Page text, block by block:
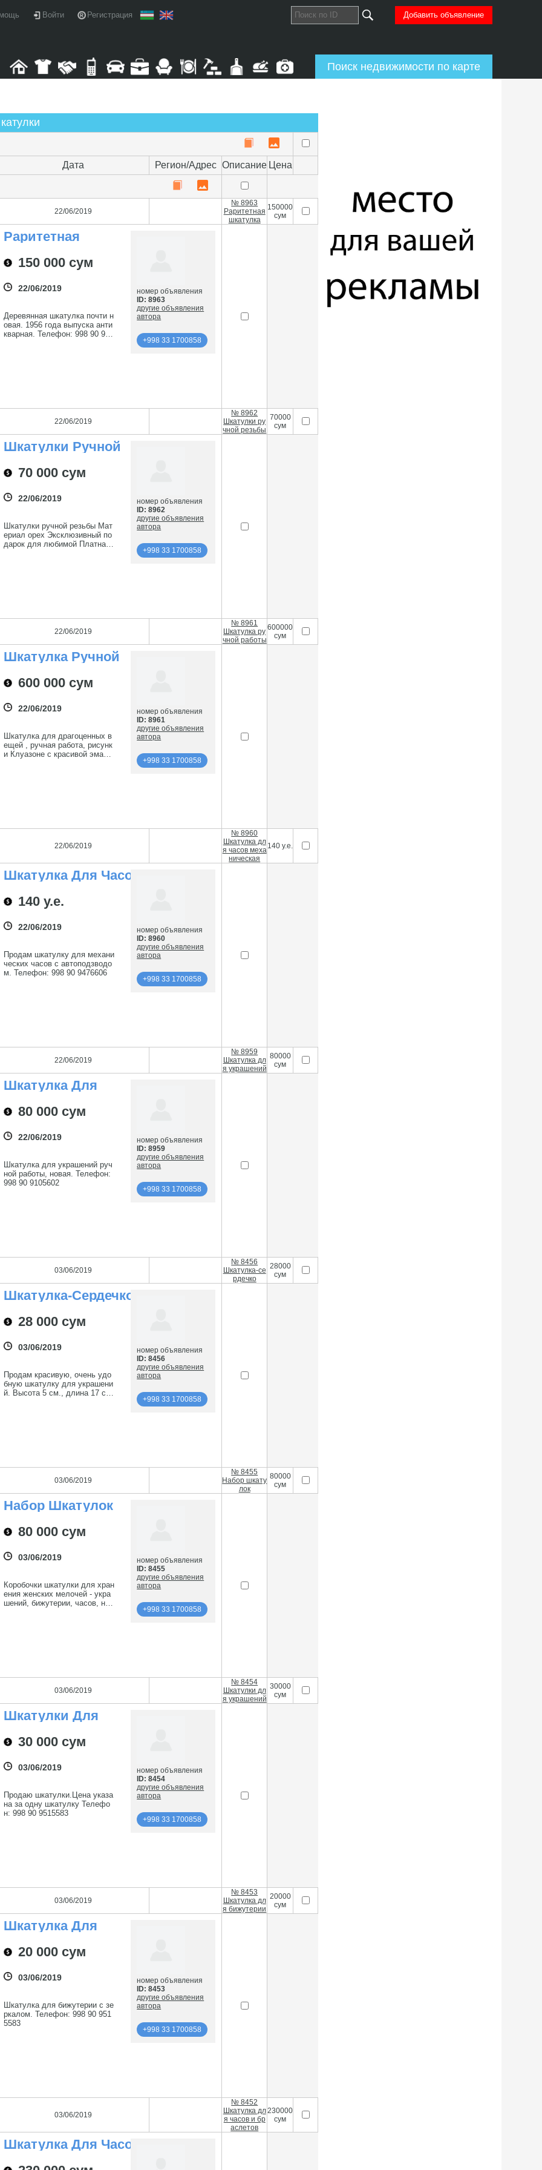
Войти Регистрация Добавить объявление
Поиск недвижимости по карте
Дата Регион/Адрес Описание Цена
22/06/2019
№ 8963
Раритетная
шкатулка
150000
сум
Раритетная
150 000 сум
22/06/2019
Деревянная шкатулка почти н
овая. 1956 года выпуска анти
кварная. Телефон: 998 90 932
номер объявления
ID: 8963
другие объявления
автора
+998 33 1700858
22/06/2019
№ 8962
Шкатулки ру
чной резьбы
70000
сум
Шкатулки Ручной
70 000 сум
22/06/2019
Шкатулки ручной резьбы Мат
ериал орех Эксклюзивный по
дарок для любимой Платная
номер объявления
ID: 8962
другие объявления
автора
+998 33 1700858
22/06/2019
№ 8961
Шкатулка ру
чной работы
600000
сум
Шкатулка Ручной
600 000 сум
22/06/2019
Шкатулка для драгоценных в
ещей , ручная работа, рисунк
и Клуазоне с красивой эмаль
номер объявления
ID: 8961
другие объявления
автора
+998 33 1700858
22/06/2019
№ 8960
Шкатулка дл
я часов меха
ническая
140 у.е.
Шкатулка Для Часов
140 у.е.
22/06/2019
Продам шкатулку для механи
ческих часов с автоподзводо
м. Телефон: 998 90 9476606
номер объявления
ID: 8960
другие объявления
автора
+998 33 1700858
22/06/2019
№ 8959
Шкатулка дл
я украшений
80000
сум
Шкатулка Для
80 000 сум
22/06/2019
Шкатулка для украшений руч
ной работы, новая. Телефон:
998 90 9105602
номер объявления
ID: 8959
другие объявления
автора
+998 33 1700858
03/06/2019
№ 8456
Шкатулка-се
рдечко
28000
сум
Шкатулка-Сердечко
28 000 сум
03/06/2019
Продам красивую, очень удо
бную шкатулку для украшени
й. Высота 5 см., длина 17 с
номер объявления
ID: 8456
другие объявления
автора
+998 33 1700858
03/06/2019
№ 8455
Набор шкату
лок
80000
сум
Набор Шкатулок
80 000 сум
03/06/2019
Коробочки шкатулки для хран
ения женских мелочей - укра
шений, бижутерии, часов, нит
номер объявления
ID: 8455
другие объявления
автора
+998 33 1700858
03/06/2019
№ 8454
Шкатулки дл
я украшений
30000
сум
Шкатулки Для
30 000 сум
03/06/2019
Продаю шкатулки.Цена указа
на за одну шкатулку Телефо
н: 998 90 9515583
номер объявления
ID: 8454
другие объявления
автора
+998 33 1700858
03/06/2019
№ 8453
Шкатулка дл
я бижутерии
20000
сум
Шкатулка Для
20 000 сум
03/06/2019
Шкатулка для бижутерии с зе
ркалом. Телефон: 998 90 951
5583
номер объявления
ID: 8453
другие объявления
автора
+998 33 1700858
03/06/2019
№ 8452
Шкатулка дл
я часов и бр
аслетов
230000
сум
Шкатулка Для Часов